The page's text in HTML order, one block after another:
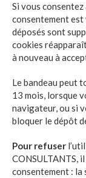
Si vous
consentement est
déposés sont
cookies
à nouveau à
Le bandeau peut
13 mois, lorsque
navigateur, ou si
bloquer le dépôt
Pour refuser
CONSULTANTS,
consentement :